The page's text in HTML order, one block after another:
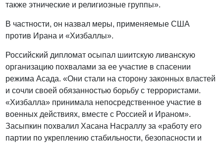
также этнические и религиозные группы».
В частности, он назвал меры, применяемые США
против Ирана и «Хизбаллы».
Российский дипломат осыпал шиитскую ливанскую
организацию похвалами за ее участие в спасении
режима Асада. «Они стали на сторону законных властей
и сочли своей обязанностью борьбу с террористами.
«Хизбалла» принимала непосредственное участие в
военных действиях, вместе с Россией и Ираном».
Засыпкин похвалил Хасана Насраллу за «работу его
партии по укреплению стабильности, безопасности и